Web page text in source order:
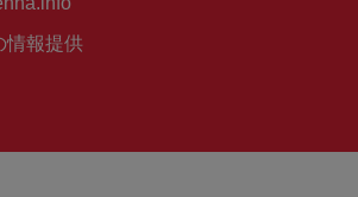
情報提供